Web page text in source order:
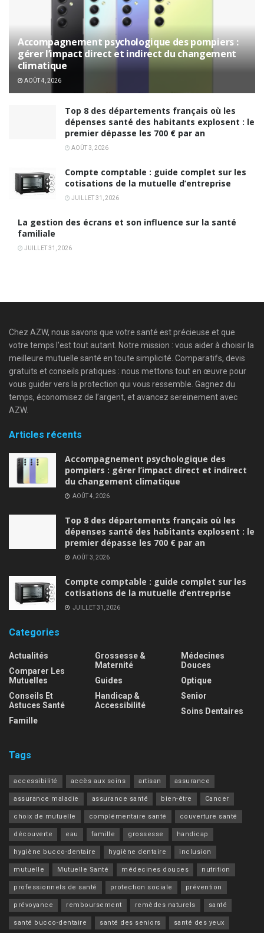
Accompagnement psychologique des pompiers :
gérer l’impact direct et indirect du changement
climatique
AOÛT 4, 2026
Top 8 des départements français où les
dépenses santé des habitants explosent : le
premier dépasse les 700 € par an
AOÛT 3, 2026
Compte comptable : guide complet sur les
cotisations de la mutuelle d’entreprise
JUILLET 31, 2026
La gestion des écrans et son influence sur la santé
familiale
JUILLET 31, 2026
Chez AZW, nous savons que votre santé est précieuse et que
votre temps l'est tout autant. Notre mission : vous aider à choisir la
meilleure mutuelle santé en toute simplicité. Comparatifs, devis
gratuits et conseils pratiques : nous mettons tout en œuvre pour
vous guider vers la protection qui vous ressemble. Gagnez du
temps, économisez de l’argent, et avancez sereinement avec
AZW.
Articles récents
Accompagnement psychologique des
pompiers : gérer l’impact direct et indirect
du changement climatique
AOÛT 4, 2026
Top 8 des départements français où les
dépenses santé des habitants explosent : le
premier dépasse les 700 € par an
AOÛT 3, 2026
Compte comptable : guide complet sur les
cotisations de la mutuelle d’entreprise
JUILLET 31, 2026
Categories
Actualités
Comparer Les
Mutuelles
Conseils Et
Astuces Santé
Famille
Grossesse &
Maternité
Guides
Handicap &
Accessibilité
Médecines
Douces
Optique
Senior
Soins Dentaires
Tags
accessibilité accès aux soins artisan assurance
assurance maladie assurance santé bien-être Cancer
choix de mutuelle complémentaire santé couverture santé
découverte eau famille grossesse handicap
hygiène bucco-dentaire hygiène dentaire inclusion
mutuelle Mutuelle Santé médecines douces nutrition
professionnels de santé protection sociale prévention
prévoyance remboursement remèdes naturels santé
santé bucco-dentaire santé des seniors santé des yeux